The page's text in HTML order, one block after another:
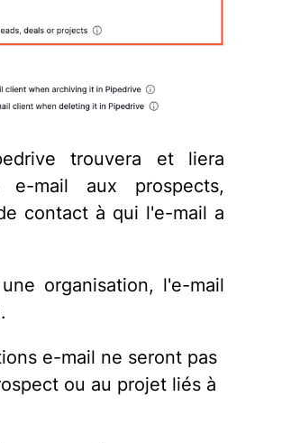
trouvera et liera
e-mail aux prospects,
contact à qui l'e-mail a
organisation, l'e-mail
e-mail ne seront pas
ou au projet liés à